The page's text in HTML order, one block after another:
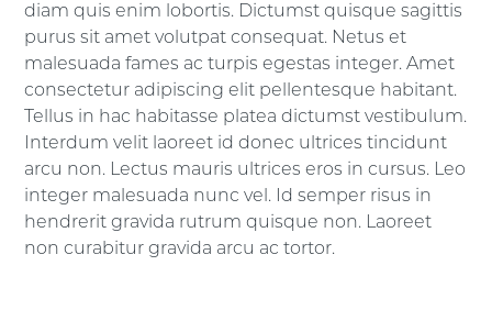
diam quis enim lobortis. Dictumst quisque sagittis
purus sit amet volutpat consequat. Netus et
malesuada fames ac turpis egestas integer. Amet
consectetur adipiscing elit pellentesque habitant.
Tellus in hac habitasse platea dictumst vestibulum.
Interdum velit laoreet id donec ultrices tincidunt
arcu non. Lectus mauris ultrices eros in cursus. Leo
integer malesuada nunc vel. Id semper risus in
hendrerit gravida rutrum quisque non. Laoreet
non curabitur gravida arcu ac tortor.